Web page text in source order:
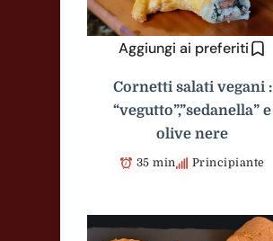
Aggiungi ai preferiti
Cornetti salati vegani :
“vegutto”,”sedanella” e
olive nere
35 min Principiante